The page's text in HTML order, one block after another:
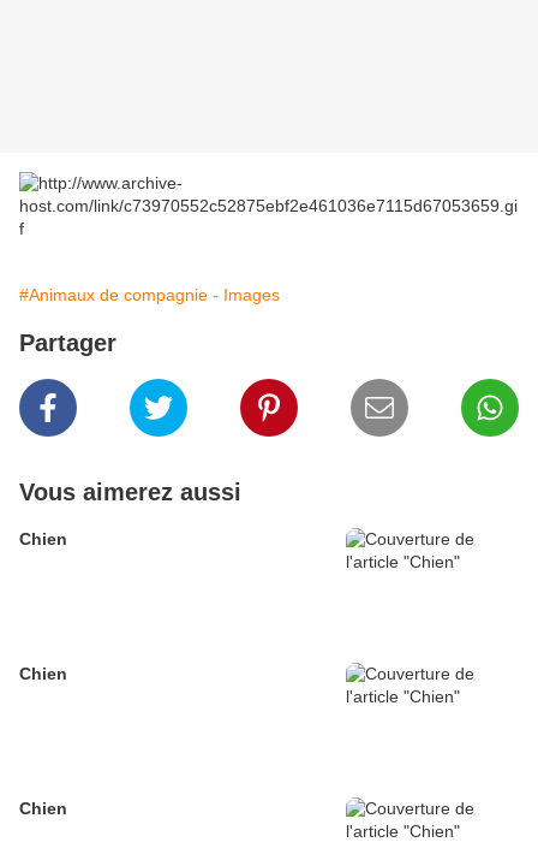
#Animaux de compagnie - Images
Partager
Vous aimerez aussi
Chien
Chien
Chien